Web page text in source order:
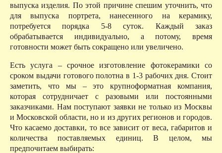
выпуска изделия. По этой причине спешим уточнить, что
для выпуска портрета, нанесенного на керамику,
потребуется порядка 5-8 суток. Каждый заказ
обрабатывается индивидуально, а потому, время
готовности может быть сокращено или увеличено.
Есть услуга – срочное изготовление фотокерамики со
сроком выдачи готового полотна в 1-3 рабочих дня. Стоит
заметить, что мы – это крупноформатная компания,
которая сотрудничает с разовыми или постоянными
заказчиками. Нам поступают заявки не только из Москвы
и Московской области, но и из других регионов и городов.
Что касаемо доставки, то все зависит от веса, габаритов и
количества поставляемых единиц. В целом, мы
предпочитаем выбирать: